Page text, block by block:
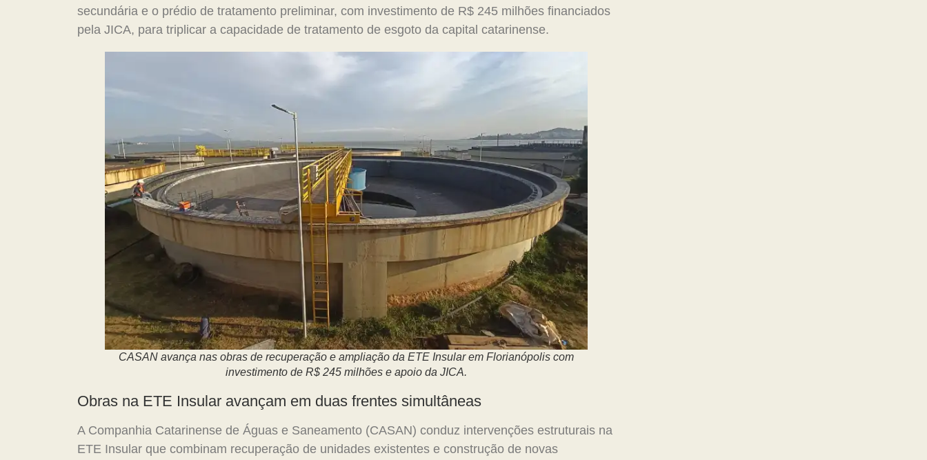
secundária e o prédio de tratamento preliminar, com investimento de R$ 245 milhões financiados
pela JICA, para triplicar a capacidade de tratamento de esgoto da capital catarinense.
CASAN avança nas obras de recuperação e ampliação da ETE Insular em Florianópolis com
investimento de R$ 245 milhões e apoio da JICA.
Obras na ETE Insular avançam em duas frentes simultâneas
A Companhia Catarinense de Águas e Saneamento (CASAN) conduz intervenções estruturais na
ETE Insular que combinam recuperação de unidades existentes e construção de novas